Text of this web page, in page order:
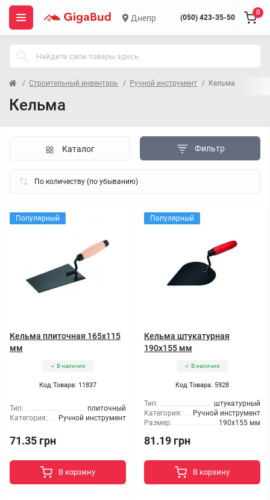
Днепр (050) 423-35-50
0
Строительный инвентарь Ручной инструмент Кельма
Кельма
Фильтр
Каталог
Популярный
Кельма плиточная 165x115
мм
В наличии
Код Товара: 11837
Тип:
плиточный
Категория:
Ручной инструмент
71.35 грн
В корзину
Популярный
Кельма штукатурная
190x155 мм
В наличии
Код Товара: 5928
Тип:
штукатурный
Категория:
Ручной инструмент
Размер:
190x155 мм
81.19 грн
В корзину